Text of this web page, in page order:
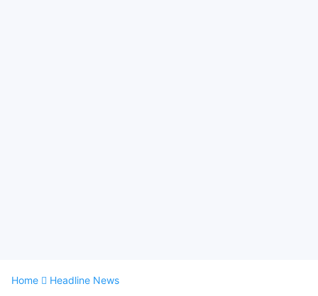
Home Headline News